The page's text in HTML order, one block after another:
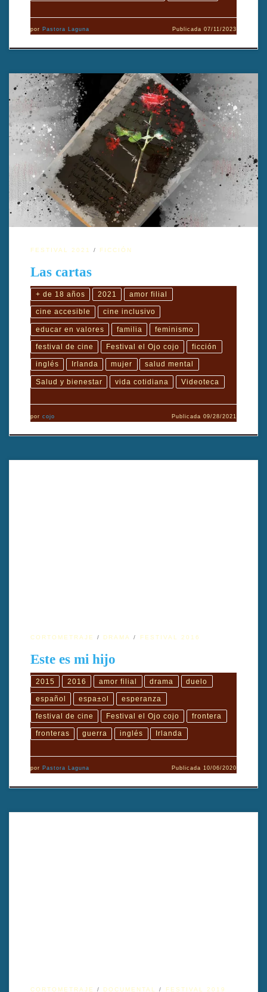
por Pastora Laguna Publicada07/11/2023
TÍTULO: Las cartasTÍTULO ORIGINAL: The LettersAÑO:
2021DIRECTOR: Robbie WalshGÉNERO cinematográfico:
FicciónDURACIÓN: 90′PAÍS: IrlandaFORMATO ORIGINAL:
DigitalTIPO: LargometrajeIDIOMA ORIGINAL:
inglésSUBTÍTULOS: NoINTÉRPRETES: Sarah Carroll, Mary
Murray, Kathleen Warner Yeates, Ann Russell, Aisling O’Neal,
John Connors, Chris Newman, Robbie WalshPRODUCCIÓN:
Philip Mc roryGUIÓN: Robbie WalshEDICIÓN/MONTAJE: Paul
Harney y Andy KavanaghDIRECCIÓN DE FOTOGRAFÍA: Robbie
WalshSONIDO: […]
FESTIVAL 2021 FICCIÓN
Las cartas
+ de 18 años 2021 amor filial
cine accesible cine inclusivo
educar en valores familia feminismo
festival de cine Festival el Ojo cojo ficción
inglés Irlanda mujer salud mental
Salud y bienestar vida cotidiana Videoteca
por cojo Publicada09/28/2021
CORTOMETRAJE DRAMA FESTIVAL 2016
Este es mi hijo
2015 2016 amor filial drama duelo
español espa±ol esperanza
festival de cine Festival el Ojo cojo frontera
fronteras guerra inglés Irlanda
por Pastora Laguna Publicada10/06/2020
CORTOMETRAJE DOCUMENTAL FESTIVAL 2019